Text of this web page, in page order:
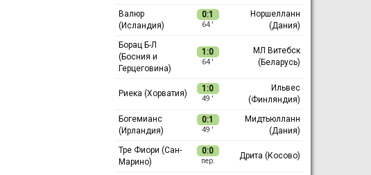
Валюр
(Исландия)
0:1
64 ′
Норшелланн
(Дания)
Борац Б-Л
(Босния и
Герцеговина)
1:0
64 ′
МЛ Витебск
(Беларусь)
Риека (Хорватия) 1:0
49 ′
Ильвес
(Финляндия)
Богемианс
(Ирландия)
0:1
49 ′
Мидтьюлланн
(Дания)
Тре Фиори (Сан-
Марино)
0:0
пер.
Дрита (Косово)